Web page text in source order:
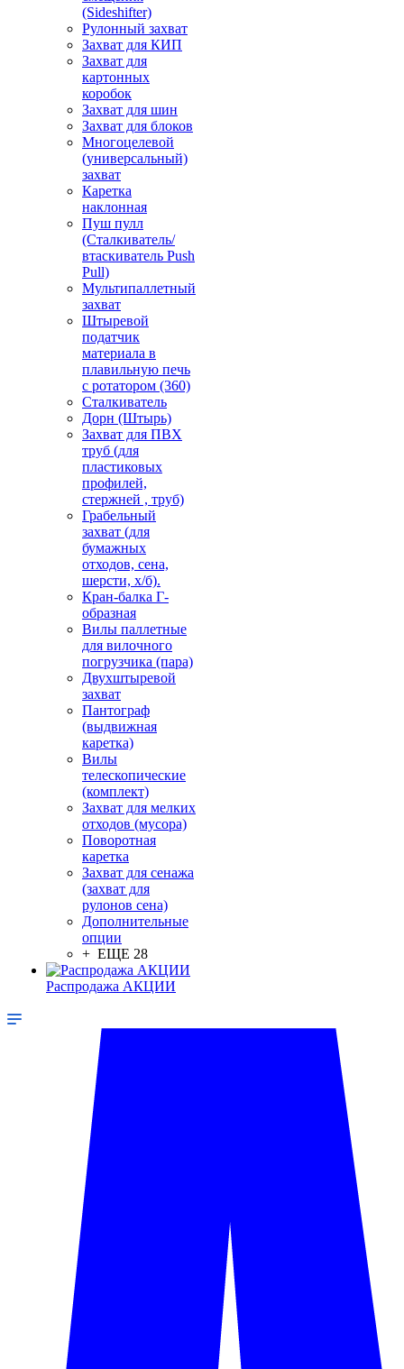
(Sideshifter)
Рулонный захват
Захват для КИП
Захват для
картонных
коробок
Захват для шин
Захват для блоков
Многоцелевой
(универсальный)
захват
Каретка
наклонная
Пуш пулл
(Сталкиватель/
втаскиватель Push
Pull)
Мультипаллетный
захват
Штыревой
податчик
материала в
плавильную печь
с ротатором (360)
Сталкиватель
Дорн (Штырь)
Захват для ПВХ
труб (для
пластиковых
профилей,
стержней , труб)
Грабельный
захват (для
бумажных
отходов, сена,
шерсти, х/б).
Кран-балка Г-
образная
Вилы паллетные
для вилочного
погрузчика (пара)
Двухштыревой
захват
Пантограф
(выдвижная
каретка)
Вилы
телескопические
(комплект)
Захват для мелких
отходов (мусора)
Поворотная
каретка
Захват для сенажа
(захват для
рулонов сена)
Дополнительные
опции
+ ЕЩЕ 28
Распродажа АКЦИИ